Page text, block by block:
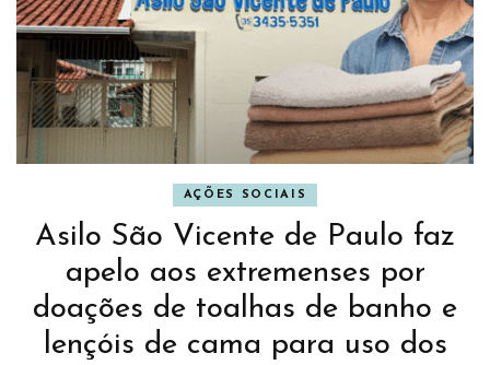
AÇÕES SOCIAIS
Asilo São Vicente de Paulo faz
apelo aos extremenses por
doações de toalhas de banho e
lençóis de cama para uso dos